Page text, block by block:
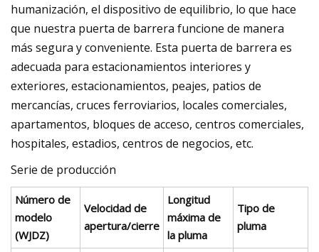
humanización, el dispositivo de equilibrio, lo que hace
que nuestra puerta de barrera funcione de manera
más segura y conveniente. Esta puerta de barrera es
adecuada para estacionamientos interiores y
exteriores, estacionamientos, peajes, patios de
mercancías, cruces ferroviarios, locales comerciales,
apartamentos, bloques de acceso, centros comerciales,
hospitales, estadios, centros de negocios, etc.
Serie de producción
Número de
modelo
(WJDZ)
Velocidad de
apertura/cierre
Longitud
máxima de
la pluma
Tipo de
pluma